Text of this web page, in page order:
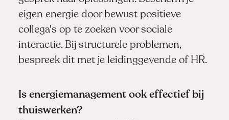
eigen energie door bewust positieve
collega's op te zoeken voor sociale
interactie. Bij structurele problemen,
bespreek dit met je leidinggevende of HR.
Is energiemanagement ook effectief bij
thuiswerken?